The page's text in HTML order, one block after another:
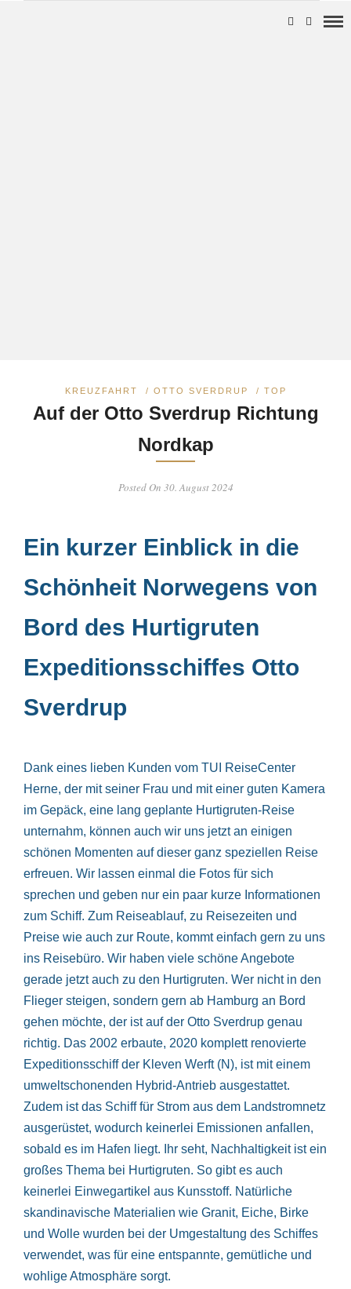
KREUZFAHRT / OTTO SVERDRUP / TOP
Auf der Otto Sverdrup Richtung
Nordkap
Posted On 30. August 2024
Ein kurzer Einblick in die
Schönheit Norwegens von
Bord des Hurtigruten
Expeditionsschiffes Otto
Sverdrup
Dank eines lieben Kunden vom TUI ReiseCenter
Herne, der mit seiner Frau und mit einer guten Kamera
im Gepäck, eine lang geplante Hurtigruten-Reise
unternahm, können auch wir uns jetzt an einigen
schönen Momenten auf dieser ganz speziellen Reise
erfreuen. Wir lassen einmal die Fotos für sich
sprechen und geben nur ein paar kurze Informationen
zum Schiff. Zum Reiseablauf, zu Reisezeiten und
Preise wie auch zur Route, kommt einfach gern zu uns
ins Reisebüro. Wir haben viele schöne Angebote
gerade jetzt auch zu den Hurtigruten. Wer nicht in den
Flieger steigen, sondern gern ab Hamburg an Bord
gehen möchte, der ist auf der Otto Sverdrup genau
richtig. Das 2002 erbaute, 2020 komplett renovierte
Expeditionsschiff der Kleven Werft (N), ist mit einem
umweltschonenden Hybrid-Antrieb ausgestattet.
Zudem ist das Schiff für Strom aus dem Landstromnetz
ausgerüstet, wodurch keinerlei Emissionen anfallen,
sobald es im Hafen liegt. Ihr seht, Nachhaltigkeit ist ein
großes Thema bei Hurtigruten. So gibt es auch
keinerlei Einwegartikel aus Kunsstoff. Natürliche
skandinavische Materialien wie Granit, Eiche, Birke
und Wolle wurden bei der Umgestaltung des Schiffes
verwendet, was für eine entspannte, gemütliche und
wohlige Atmosphäre sorgt.